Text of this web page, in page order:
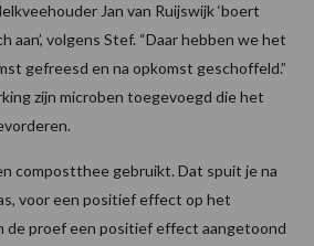
Jan van Ruijswijk ‘boert
aan’, volgens Stef. “Daar hebben we het
gefreesd en na opkomst geschoffeld.”
zijn microben toegevoegd die het
compostthee gebruikt. Dat spuit je na
voor een positief effect op het
de proef een positief effect aangetoond